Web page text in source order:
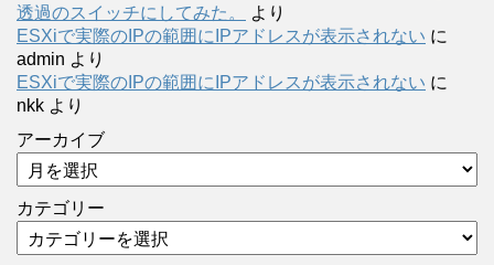
透過のスイッチにしてみた。
より
ESXiで実際のIPの範囲にIPアドレスが表示されない に
admin より
ESXiで実際のIPの範囲にIPアドレスが表示されない に
nkk より
アーカイブ
カテゴリー